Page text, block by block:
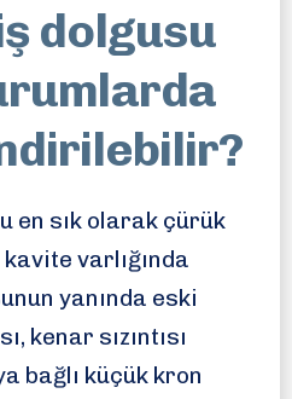
dolgusu
en sık olarak çürük
varlığında
yanında eski
kenar sızıntısı
bağlı küçük kron